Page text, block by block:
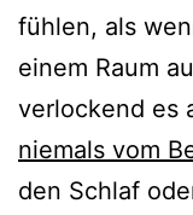
fühlen, als
einem Raum
verlockend es
niemals vom
den Schlaf